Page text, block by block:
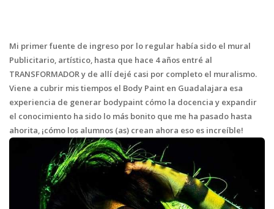
Mi primer fuente de ingreso por lo regular había sido el mural
Publicitario, artístico, hasta que hace 4 años entré al
TRANSFORMADOR y de allí dejé casi por completo el muralismo.
Viene a cubrir mis tiempos el Body Paint en Guadalajara esa
experiencia de generar bodypaint cómo la docencia y expandir
el conocimiento ha sido lo más bonito que me ha pasado hasta
ahorita, ¡cómo los alumnos (as) crean ahora eso es increíble!